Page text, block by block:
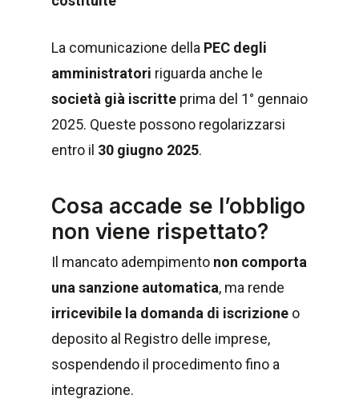
La comunicazione della PEC degli
amministratori riguarda anche le
società già iscritte prima del 1° gennaio
2025. Queste possono regolarizzarsi
entro il 30 giugno 2025.
Cosa accade se l’obbligo
non viene rispettato?
Il mancato adempimento non comporta
una sanzione automatica, ma rende
irricevibile la domanda di iscrizione o
deposito al Registro delle imprese,
sospendendo il procedimento fino a
integrazione.